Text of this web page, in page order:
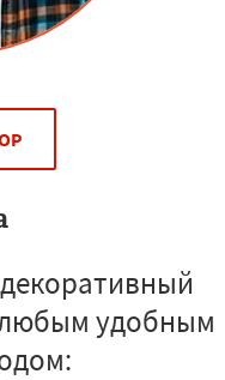
любым удобным